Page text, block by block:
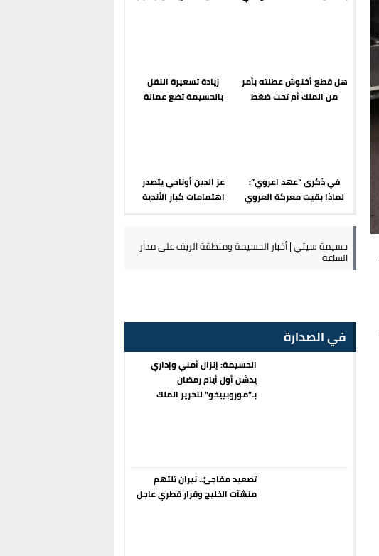
هل قطع أخنوش عطلته بأمر
من الملك أم تحت ضغط
زيادة تسعيرة النقل
بالحسيمة تضع عمالة
في ذكرى “عهد اعروي”:
لماذا بقيت معركة العروي
العسكري الإسباني في
الريف؟
عز الدين أوناحي يتصدر
اهتمامات كبار الأندية
حسيمة سيتي | أخبار الحسيمة ومنطقة الريف على مدار
الساعة
في الصدارة
الحسيمة: إنزال أمني وإداري
يدشن أول أيام رمضان
بـ”موروبييخو” لتحرير الملك
تصعيد مفاجئ.. نيران تلتهم
منشآت الخليج وقرار قطري عاجل